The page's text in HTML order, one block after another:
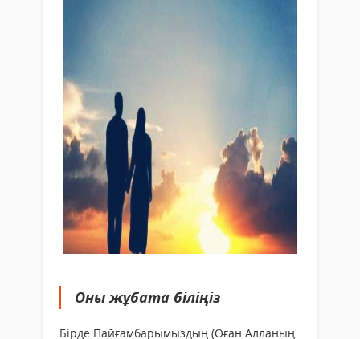
Оны жұбата біліңіз
Бірде Пайғамбарымыздың (Оған Алланың